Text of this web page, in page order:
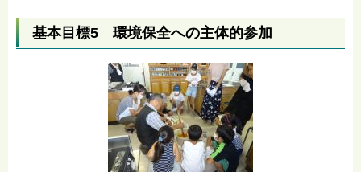
基本目標5 環境保全への主体的参加